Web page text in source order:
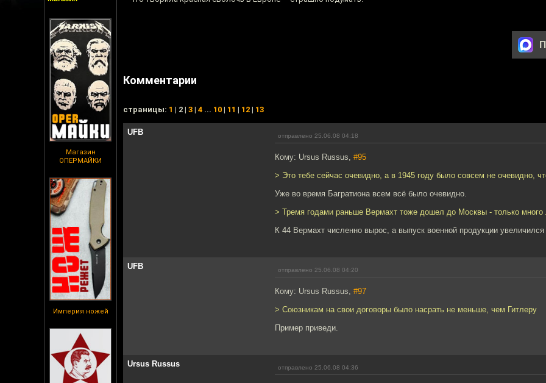
Магазин
ОПЕРМАЙКИ
Империя ножей
Комментарии
cтраницы: 1 | 2 | 3 | 4 ... 10 | 11 | 12 | 13
UFB отправлено 25.06.08 04:18
Кому: Ursus Russus, #95
> Это тебе сейчас очевидно, а в 1945 году было совсем не очевидно,
Уже во время Багратиона всем всё было очевидно.
> Тремя годами раньше Вермахт тоже дошел до Москвы - только много
К 44 Вермахт численно вырос, а выпуск военной продукции
UFB отправлено 25.06.08 04:20
Кому: Ursus Russus, #97
> Союзникам на свои договоры было насрать не меньше, чем Гитлеру
Пример приведи.
Ursus Russus отправлено 25.06.08 04:36